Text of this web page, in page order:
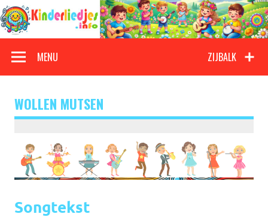
Doorgaan
naar
inhoud
Kinderliedjes
ZIJBALK
MENU
WOLLEN MUTSEN
Songtekst